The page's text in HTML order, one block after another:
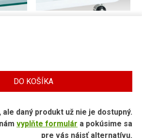
DO KOŠÍKA
ale daný produkt už nie je dostupný.
vyplňte formulár a pokúsime sa
pre vás nájsť alternatívu.